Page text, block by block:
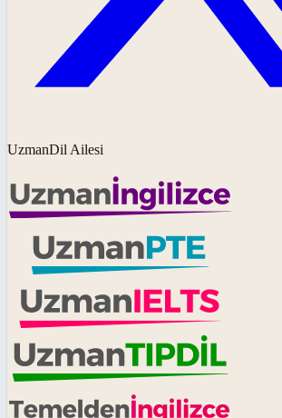
UzmanDil Ailesi